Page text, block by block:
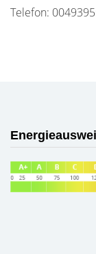
Telefon: